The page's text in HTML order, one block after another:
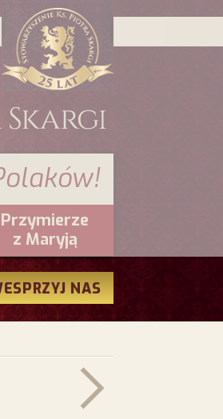
Przymierze
z Maryją
NAS